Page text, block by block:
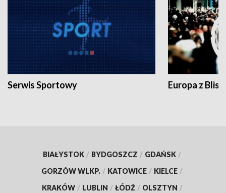
Serwis Sportowy Europa z
BIAŁYSTOK / BYDGOSZCZ / GDAŃSK /
GORZÓW WLKP. / KATOWICE / KIELCE /
KRAKÓW / LUBLIN / ŁÓDŹ / OLSZTYN /